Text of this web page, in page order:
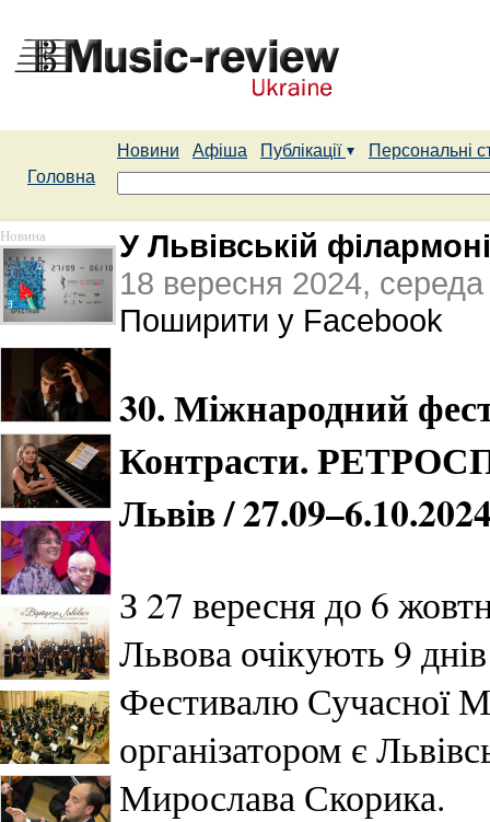
Новини Афіша Публікації
Персональні
Головна
Новина
У Львівській
18 вересня 2024, середа
Поширити у Facebook
30. Міжнародний
Контрасти.
Львів /
З 27 вересня до 6
Львова очікують 9
Фестивалю Сучасної
організатором є
Мирослава Скорика.